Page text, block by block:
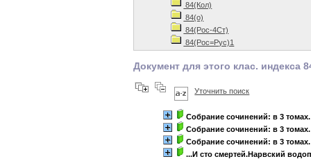
84(Кол)
84(о)
84(Рос-4Ст)
84(Рос=Рус)1
Документ для этого клас. индекса
Уточнить поиск
Собрание сочинений: в 3
Собрание сочинений: в 3
Собрание сочинений: в 3
...И сто смертей.Нарвский